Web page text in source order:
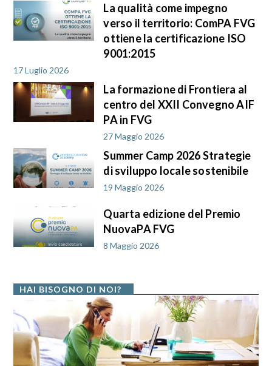
La qualità come impegno
verso il territorio: ComPA FVG
ottiene la certificazione ISO
9001:2015
17 Luglio 2026
La formazione di Frontiera al
centro del XXII Convegno AIF
PA in FVG
27 Maggio 2026
Summer Camp 2026 Strategie
di sviluppo locale sostenibile
19 Maggio 2026
Quarta edizione del Premio
NuovaPA FVG
8 Maggio 2026
HAI BISOGNO DI NOI?